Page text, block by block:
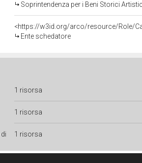
Soprintendenza per i Beni Storici Artistici
<https://w3id.org/arco/resource/Role/
Ente schedatore
1 risorsa
1 risorsa
di 1 risorsa